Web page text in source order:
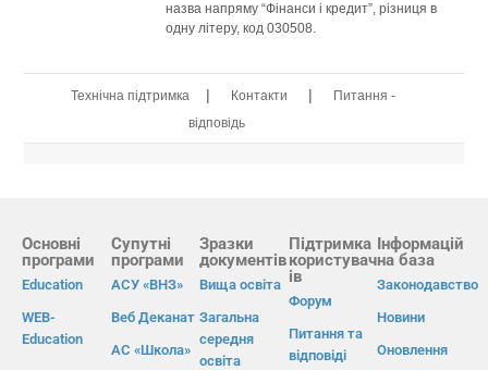
назва напряму “Фінанси і кредит”, різниця в
одну літеру, код 030508.
Технічна підтримка | Контакти |
Питання -
відповідь
Основні
програми
Education
WEB-
Education
Супутні
програми
АСУ «ВНЗ»
Веб Деканат
АС «Школа»
Зразки
документів
Вища освіта
Загальна
середня
освіта
Підтримка
користувач
ів
Форум
Питання та
відповіді
Інформацій
на база
Законодавство
Новини
Оновлення